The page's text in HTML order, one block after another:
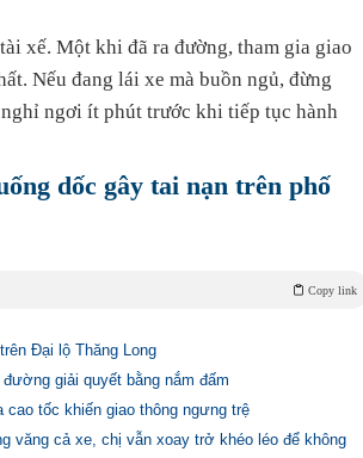
xế. Một khi đã ra đường, tham gia giao
Nếu đang lái xe mà buồn ngủ, đừng
ngơi ít phút trước khi tiếp tục hành
dốc gây tai nạn trên phố
Copy link
Đại lộ Thăng Long
giải quyết bằng nắm đấm
tốc khiến giao thông ngưng trệ
văng cả xe, chị vẫn xoay trở khéo léo để không